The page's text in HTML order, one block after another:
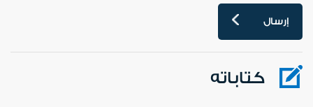
إرسال
كتاباته